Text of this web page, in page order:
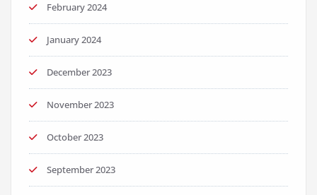
February 2024
January 2024
December 2023
November 2023
October 2023
September 2023